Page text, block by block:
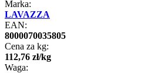
Marka:
LAVAZZA
EAN:
8000070035805
Cena za kg:
112,76 zł/kg
Waga: